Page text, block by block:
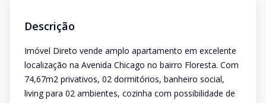
Descrição
Imóvel Direto vende amplo apartamento em excelente
localização na Avenida Chicago no bairro Floresta. Com
74,67m2 privativos, 02 dormitórios, banheiro social,
living para 02 ambientes, cozinha com possibilidade de